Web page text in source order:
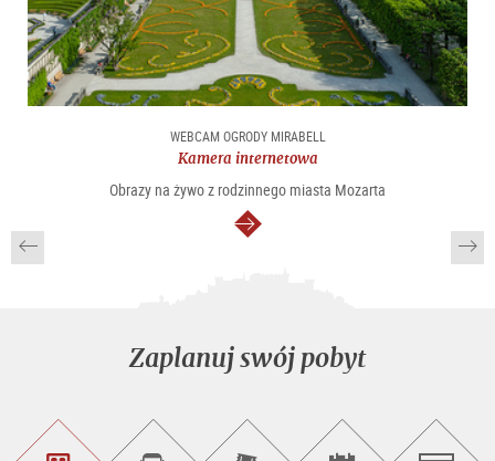
WEBCAM OGRODY MIRABELL
Kamera internetowa
Obrazy na żywo z rodzinnego miasta Mozarta
dalej
Zaplanuj swój pobyt